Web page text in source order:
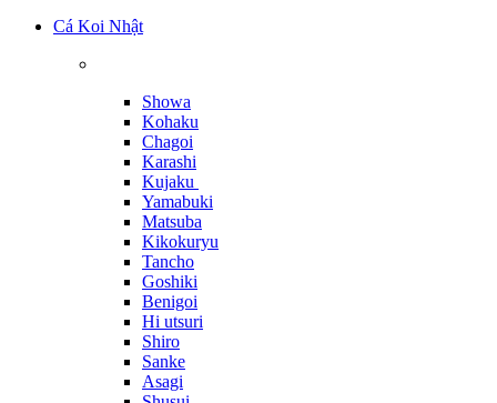
Cá Koi Nhật
Showa
Kohaku
Chagoi
Karashi
Kujaku
Yamabuki
Matsuba
Kikokuryu
Tancho
Goshiki
Benigoi
Hi utsuri
Shiro
Sanke
Asagi